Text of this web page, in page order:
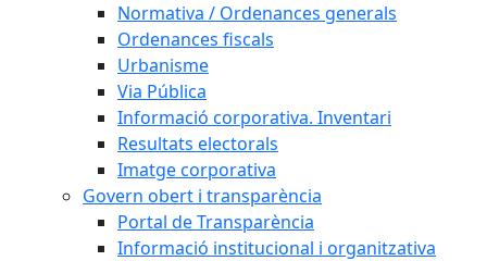
Normativa / Ordenances generals
Ordenances fiscals
Urbanisme
Via Pública
Informació corporativa. Inventari
Resultats electorals
Imatge corporativa
Govern obert i transparència
Portal de Transparència
Informació institucional i organitzativa